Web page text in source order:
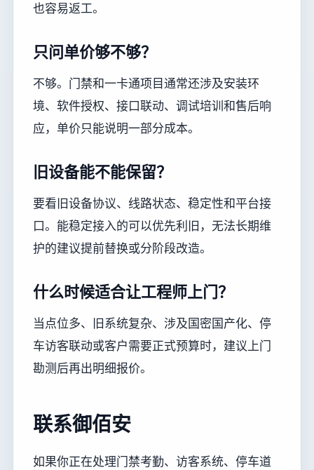
也容易返工。
只问单价够不够？
不够。门禁和一卡通项目通常还涉及安装环
境、软件授权、接口联动、调试培训和售后响
应，单价只能说明一部分成本。
旧设备能不能保留？
要看旧设备协议、线路状态、稳定性和平台接
口。能稳定接入的可以优先利旧，无法长期维
护的建议提前替换或分阶段改造。
什么时候适合让工程师上门？
当点位多、旧系统复杂、涉及国密国产化、停
车访客联动或客户需要正式预算时，建议上门
勘测后再出明细报价。
联系御佰安
如果你正在处理门禁考勤、访客系统、停车道